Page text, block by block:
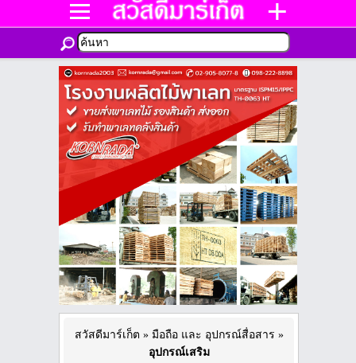
สวัสดีมาร์เก็ต » มือถือ และ อุปกรณ์สื่อสาร »
อุปกรณ์เสริม